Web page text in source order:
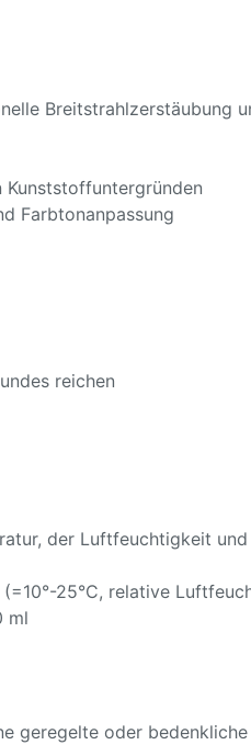
Breitstrahlzerstäubung
Farbtonanpassung
reichen
der Luftfeuchtigkeit
25°C, relative
ml
geregelte oder